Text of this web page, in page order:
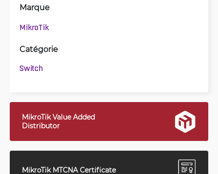
Marque
MikroTik
Catégorie
Switch
MikroTik Value Added
Distributor
MikroTik MTCNA Certificate